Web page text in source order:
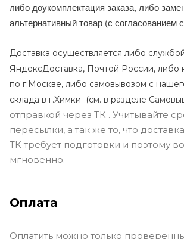
либо доукомплектация заказа, либо
альтернативный товар (с согласованием
Доставка осуществляется либо
ЯндексДоставка, Почтой России,
по г.Москве, либо самовывозом с
склада в г.Химки (см. в разделе
отправкой через ТК . Учитывайте
пересылки, а так же то, что
ТК требует подготовки и поэтому
мгновенно.
Оплата
Оплатить можно только